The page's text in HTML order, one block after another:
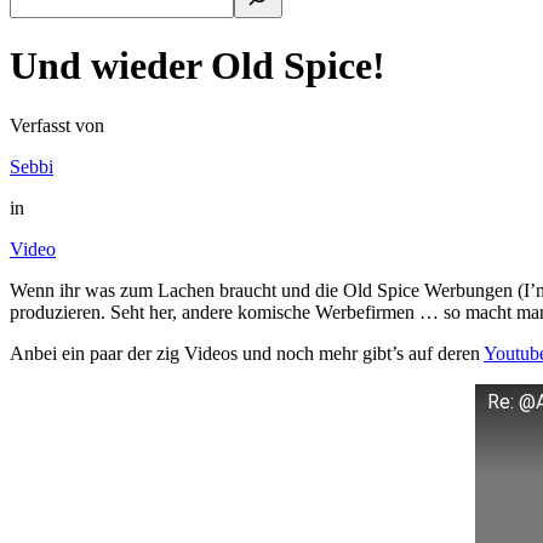
Und wieder Old Spice!
Verfasst von
Sebbi
in
Video
Wenn ihr was zum Lachen braucht und die Old Spice Werbungen
produzieren. Seht her, andere komische Werbefirmen … so macht
Anbei ein paar der zig Videos und noch mehr gibt’s auf deren
Re: